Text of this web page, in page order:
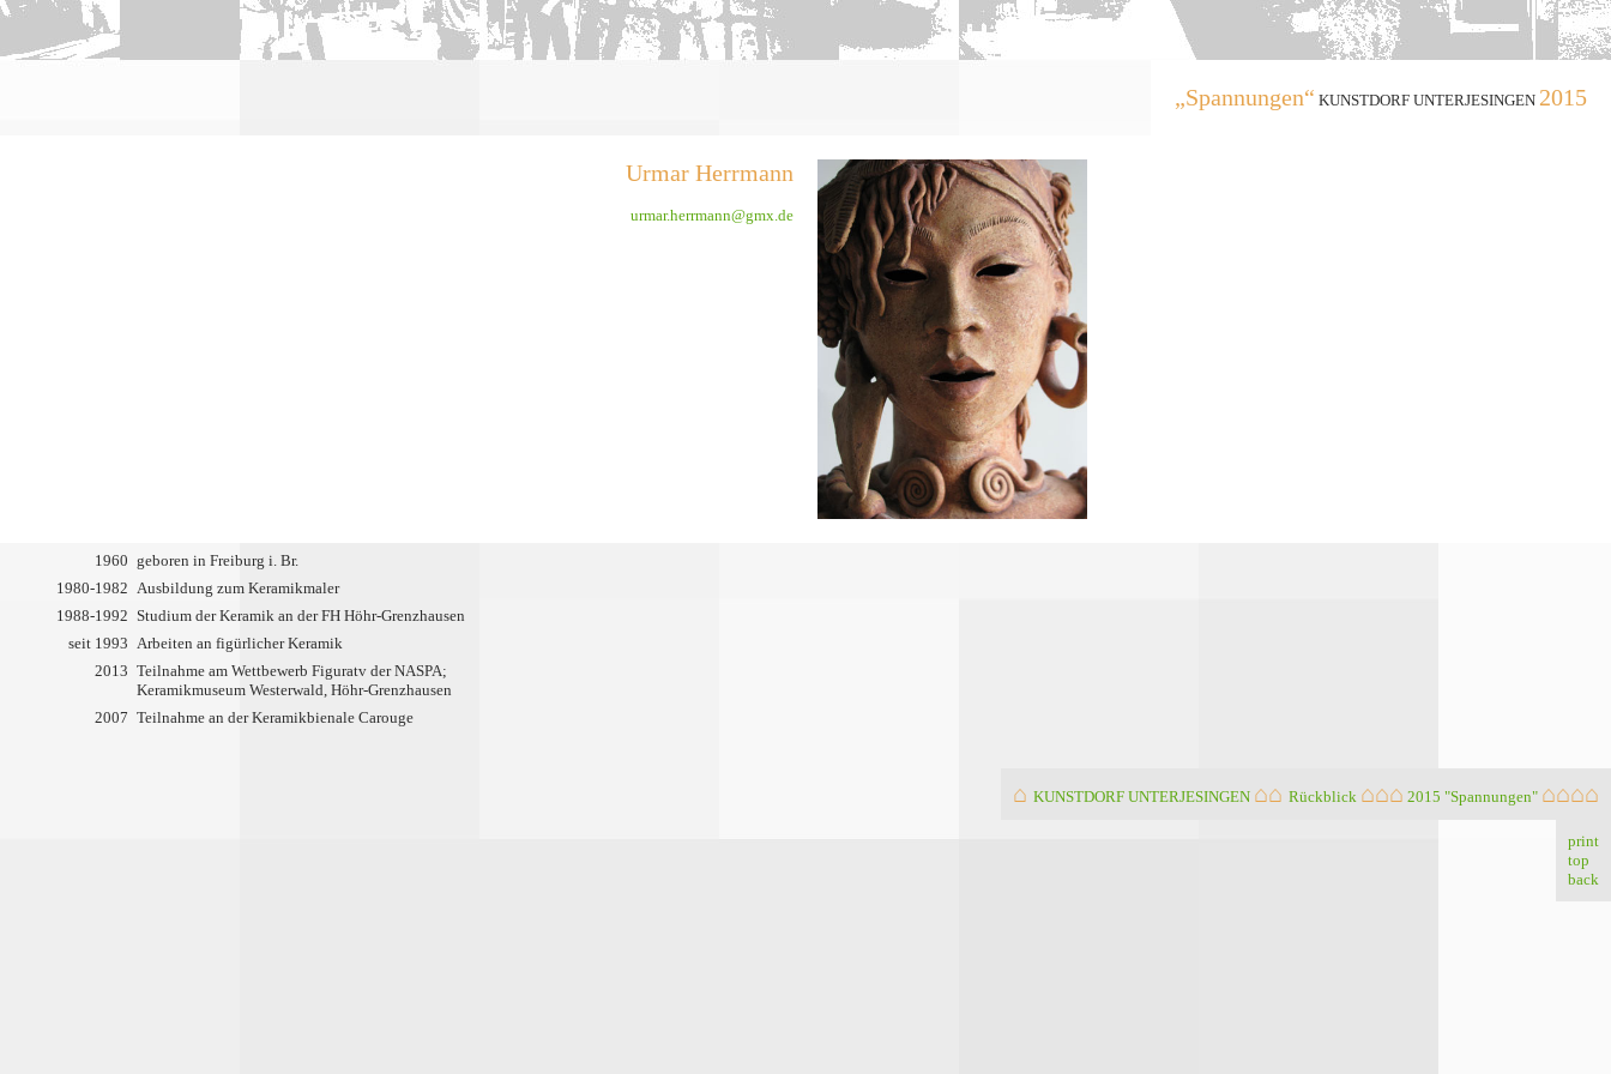
„Spannungen“ KUNSTDORF UNTERJESINGEN 2015
Urmar Herrmann
urmar.herrmann@gmx.de
1960 geboren in Freiburg i. Br.
1980-1982 Ausbildung zum Keramikmaler
1988-1992 Studium der Keramik an der FH Höhr-Grenzhausen
seit 1993 Arbeiten an figürlicher Keramik
2013 Teilnahme am Wettbewerb Figuratv der NASPA;
Keramikmuseum Westerwald, Höhr-Grenzhausen
2007 Teilnahme an der Keramikbienale Carouge
⌂ KUNSTDORF UNTERJESINGEN ⌂⌂ Rückblick ⌂⌂⌂ 2015 "Spannungen" ⌂⌂⌂⌂
print
top
back